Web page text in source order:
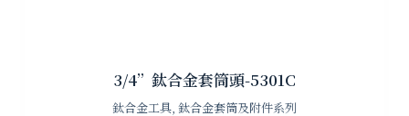
3/4”鈦合金套筒頭-5301C
鈦合金工具, 鈦合金套筒及附件系列